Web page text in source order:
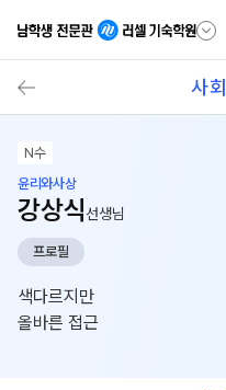
사회
N수
윤리와사상
강상식선생님
프로필
색다르지만
올바른 접근